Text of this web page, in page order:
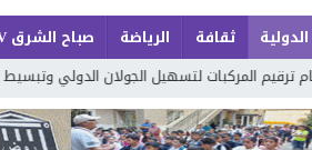
الدولية ثقافة الرياضة صباح الشرق TV
لتسهيل الجولان الدولي وتبسيط المساطر